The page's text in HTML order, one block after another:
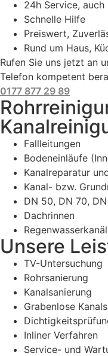
24h Service,
Schnelle Hilfe
Preiswert,
Rund um Haus,
Rufen Sie uns jetzt an
Telefon kompetent
0177 877 29 89
Fallleitungen
Bodeneinläufe
Kanalreparatur
Kanal- bzw.
DN 50, DN 70,
Dachrinnen
Unsere
TV-Untersuchung
Rohrsanierung
Kanalsanierung
Grabenlose
Inliner Verfahren
Service- und